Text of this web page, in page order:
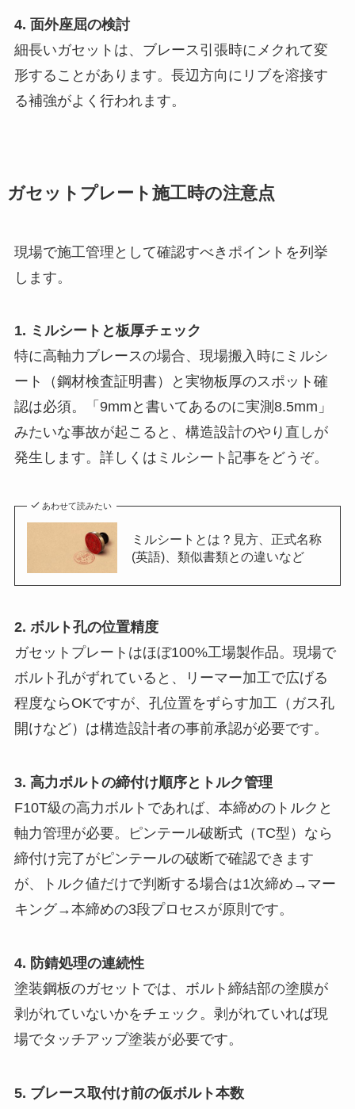
4. 面外座屈の検討
細長いガセットは、ブレース引張時にメクれて変
形することがあります。長辺方向にリブを溶接す
る補強がよく行われます。
ガセットプレート施工時の注意点
現場で施工管理として確認すべきポイントを列挙
します。
1. ミルシートと板厚チェック
特に高軸力ブレースの場合、現場搬入時にミルシ
ート（鋼材検査証明書）と実物板厚のスポット確
認は必須。「9mmと書いてあるのに実測8.5mm」
みたいな事故が起こると、構造設計のやり直しが
発生します。詳しくはミルシート記事をどうぞ。
あわせて読みたい
ミルシートとは？見方、正式名称
(英語)、類似書類との違いなど
2. ボルト孔の位置精度
ガセットプレートはほぼ100%工場製作品。現場で
ボルト孔がずれていると、リーマー加工で広げる
程度ならOKですが、孔位置をずらす加工（ガス孔
開けなど）は構造設計者の事前承認が必要です。
3. 高力ボルトの締付け順序とトルク管理
F10T級の高力ボルトであれば、本締めのトルクと
軸力管理が必要。ピンテール破断式（TC型）なら
締付け完了がピンテールの破断で確認できます
が、トルク値だけで判断する場合は1次締め→マー
キング→本締めの3段プロセスが原則です。
4. 防錆処理の連続性
塗装鋼板のガセットでは、ボルト締結部の塗膜が
剥がれていないかをチェック。剥がれていれば現
場でタッチアップ塗装が必要です。
5. ブレース取付け前の仮ボルト本数